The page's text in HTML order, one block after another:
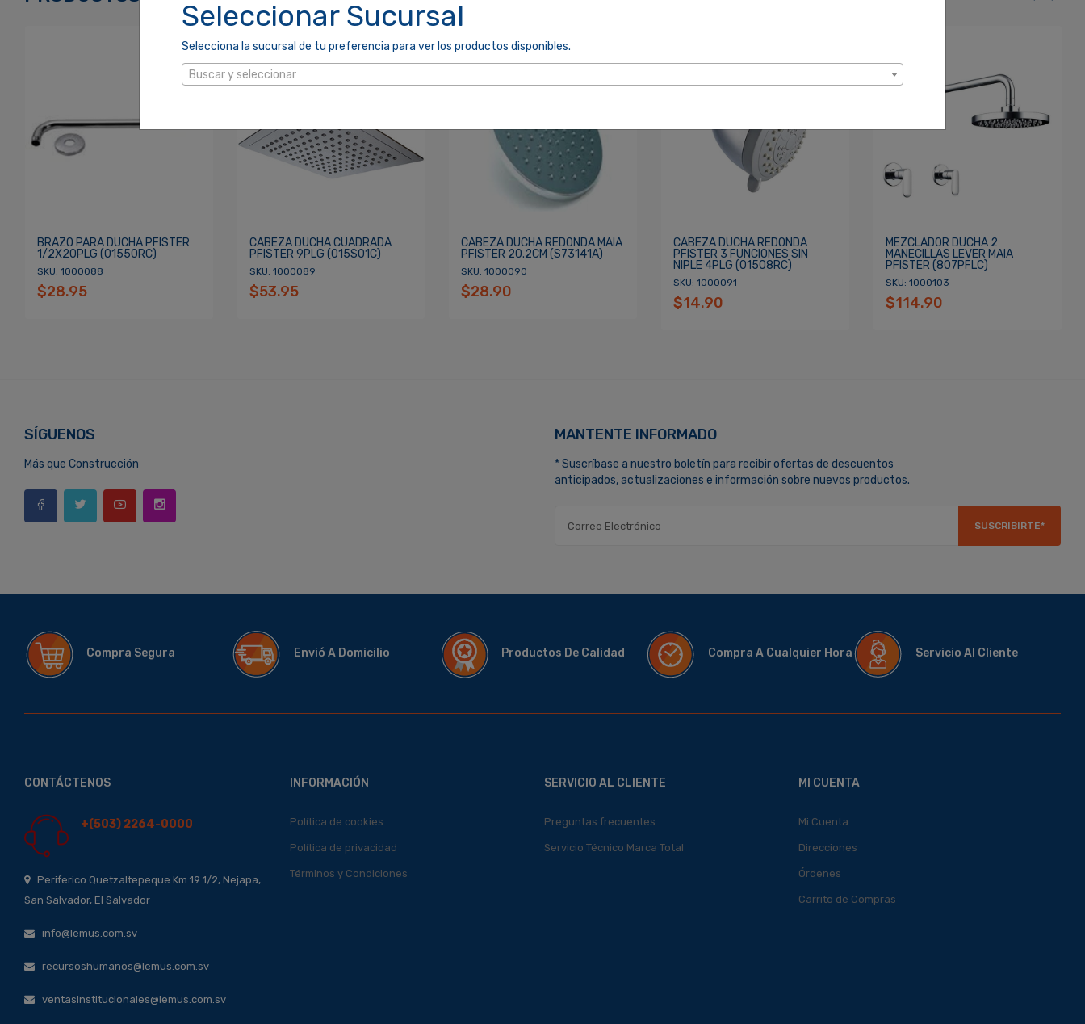
Seleccionar Sucursal
Selecciona la sucursal de tu preferencia para ver los productos disponibles.
Buscar y seleccionar
¿Olvidaste tu Contraseña? Recordarme ACCEDER
BRAZO PARA DUCHA PFISTER
1/2X20PLG (01550RC)
SKU: 1000088
$28.95
CABEZA DUCHA CUADRADA
PFISTER 9PLG (015S01C)
SKU: 1000089
$53.95
CABEZA DUCHA REDONDA MAIA
PFISTER 20.2CM (S73141A)
SKU: 1000090
$28.90
CABEZA DUCHA REDONDA
PFISTER 3 FUNCIONES SIN
NIPLE 4PLG (01508RC)
SKU: 1000091
$14.90
MEZCLADOR DUCHA 2
MANECILLAS LEVER MAIA
PFISTER (807PFLC)
SKU: 1000103
$114.90
SÍGUENOS
Más que Construcción
MANTENTE INFORMADO
* Suscríbase a nuestro boletín para recibir ofertas de descuentos
anticipados, actualizaciones e información sobre nuevos productos.
SUSCRIBIRTE*
Compra Segura Envió A Domicilio Productos De Calidad Compra A Cualquier Hora Servicio Al Cliente
CONTÁCTENOS
+(503) 2264-0000
Periferico Quetzaltepeque Km 19 1/2, Nejapa,
San Salvador, El Salvador
info@lemus.com.sv
recursoshumanos@lemus.com.sv
ventasinstitucionales@lemus.com.sv
INFORMACIÓN
Política de cookies
Política de privacidad
Términos y Condiciones
SERVICIO AL CLIENTE
Preguntas frecuentes
Servicio Técnico Marca Total
MI CUENTA
Mi Cuenta
Direcciones
Órdenes
Carrito de Compras